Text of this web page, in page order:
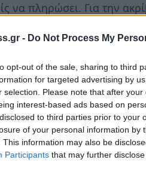
- Do Not Process My
opt-out of the sale, sharing to third
for targeted advertising by
selection. Please note that after
interest-based ads based on
to third parties prior to your
of your personal information by
This information may also be
Participants that may further
να πληρώσει. Για την
και μόλις διαπίστωσε
έκανε σήμα να φύγουν.